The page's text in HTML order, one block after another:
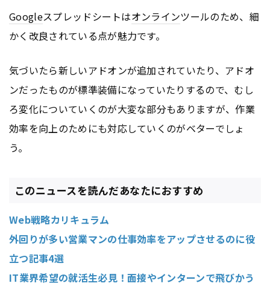
Googleスプレッドシートはオンラインツールのため、細
かく改良されている点が魅力です。
気づいたら新しいアドオンが追加されていたり、アドオ
ンだったものが標準装備になっていたりするので、むし
ろ変化についていくのが大変な部分もありますが、作業
効率を向上のためにも対応していくのがベターでしょ
う。
このニュースを読んだあなたにおすすめ
Web戦略カリキュラム
外回りが多い営業マンの仕事効率をアップさせるのに役
立つ記事4選
IT業界希望の就活生必見！面接やインターンで飛びかう